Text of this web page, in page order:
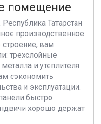
помещение
Татарстан
производственное
строение, вам
трехслойные
и утеплителя.
сэкономить
и эксплуатации.
быстро
хорошо держат